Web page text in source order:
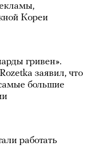
Кореи
гривен».
заявил, что
большие
работать